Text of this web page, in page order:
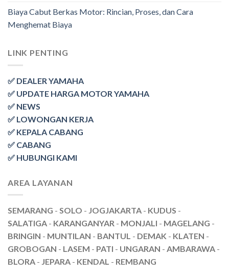
Biaya Cabut Berkas Motor: Rincian, Proses, dan Cara
Menghemat Biaya
LINK PENTING
✅ DEALER YAMAHA
✅ UPDATE HARGA MOTOR YAMAHA
✅ NEWS
✅ LOWONGAN KERJA
✅ KEPALA CABANG
✅ CABANG
✅ HUBUNGI KAMI
AREA LAYANAN
SEMARANG - SOLO - JOGJAKARTA - KUDUS -
SALATIGA - KARANGANYAR - MONJALI - MAGELANG -
BRINGIN - MUNTILAN - BANTUL - DEMAK - KLATEN -
GROBOGAN - LASEM - PATI - UNGARAN - AMBARAWA -
BLORA - JEPARA - KENDAL - REMBANG